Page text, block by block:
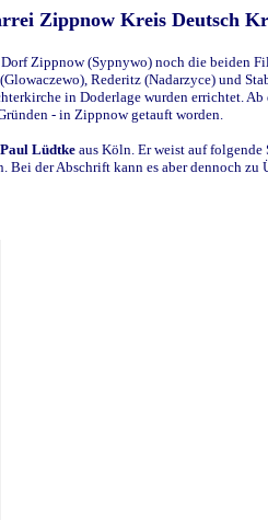
Zippnow Kreis Deutsch
Zippnow (Sypnywo) noch die beiden
Rederitz (Nadarzyce) und
in Doderlage wurden errichtet.
- in Zippnow getauft worden.
Paul Lüdtke aus Köln. Er weist auf
der Abschrift kann es aber dennoch